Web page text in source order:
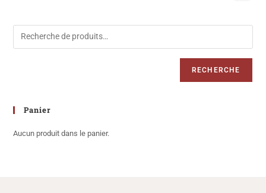
RECHERCHE
Panier
Aucun produit dans le panier.